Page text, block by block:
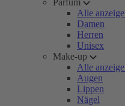
Parfum
Alle
Damen
Herren
Unisex
Make-up
Alle
Augen
Lippen
Nägel